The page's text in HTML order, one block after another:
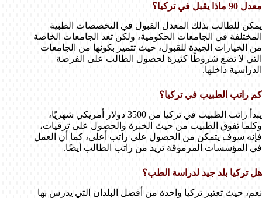
معدل 90 ماذا يقبل في تركيا؟
يمكن للطالب بذلك المعدل القبول في التخصصات الطبية
المختلفة في الجامعات الحكومية، ولكن تعد الجامعات الخاصة
من الخيارات الجيدة للقبول، حيث تتميز بكونها من الجامعات
التي لا تضع شروطًا كثيرة لحصول الطالب على الفرصة
الدراسية داخلها.
كم راتب الطبيب في تركيا؟
يبدأ راتب الطبيب في تركيا من 3500 دولار أمريكي شهريًا،
وكلما تفوق الطبيب من حيث الخبرة والحصول على ترقيات،
فإنه سوف يتمكن من الحصول على راتب أعلى، كما أن العمل
في المؤسسات المرموقة تزيد من راتب الطالب أيضًا.
هل تركيا بلد جيد لدراسة الطب؟
نعم، حيث تعتبر تركيا واحدة من أفضل البلدان التي يدرس بها